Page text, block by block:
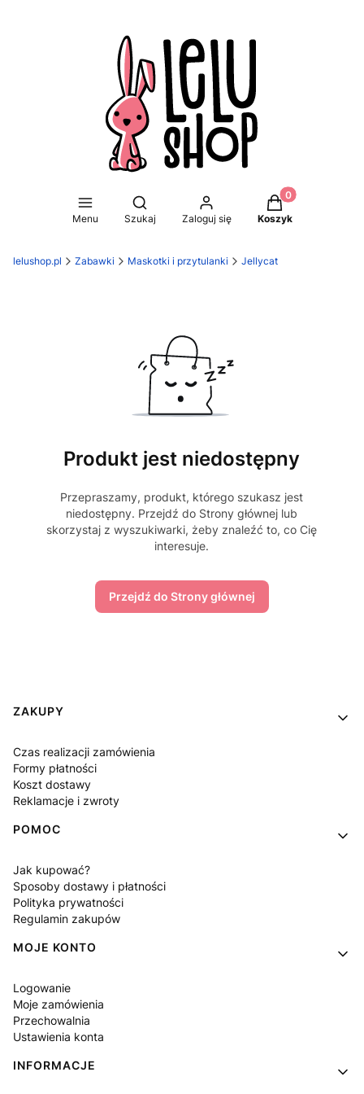
Menu
Otwórz wyszukiwarkę
Szukaj Zaloguj się
Produkty w
Koszyk
lelushop.pl Zabawki Maskotki i przytulanki Jellycat
Produkt jest niedostępny
Przepraszamy, produkt, którego szukasz jest
niedostępny. Przejdź do Strony głównej lub
skorzystaj z wyszukiwarki, żeby znaleźć to, co Cię
interesuje.
Przejdź do Strony głównej
Linki w stopce
ZAKUPY
Czas realizacji zamówienia
Formy płatności
Koszt dostawy
Reklamacje i zwroty
POMOC
Jak kupować?
Sposoby dostawy i płatności
Polityka prywatności
Regulamin zakupów
MOJE KONTO
Logowanie
Moje zamówienia
Przechowalnia
Ustawienia konta
INFORMACJE